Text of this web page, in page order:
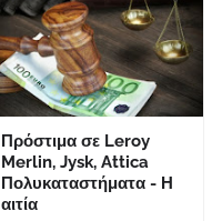
Πρόστιμα σε Leroy
Merlin, Jysk, Attica
Πολυκαταστήματα - Η
αιτία